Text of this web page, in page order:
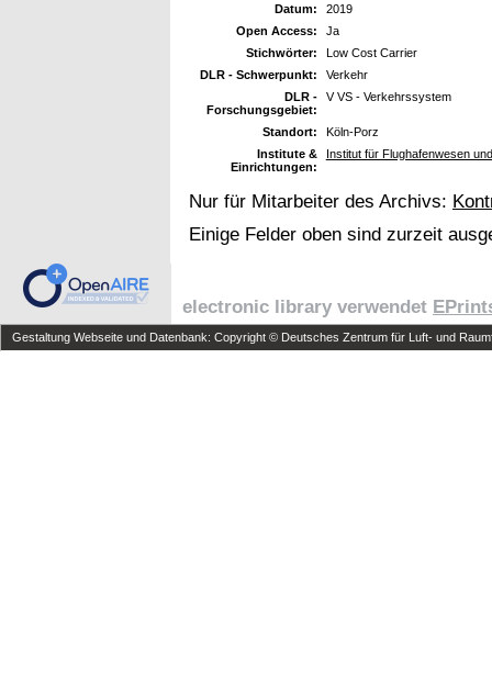
Datum:
2019
Open Access:
Ja
Stichwörter:
Low Cost Carrier
DLR - Schwerpunkt:
Verkehr
DLR -
Forschungsgebiet:
V VS - Verkehrssystem
Standort:
Köln-Porz
Institute &
Einrichtungen:
Institut für Flughafenwesen
Nur für Mitarbeiter des Archivs:
Einige Felder oben sind zurzeit
electronic library verwendet
Gestaltung Webseite und Datenbank: Copyright © Deutsches Zentrum für Luft- und